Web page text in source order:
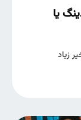
یا
زیاد